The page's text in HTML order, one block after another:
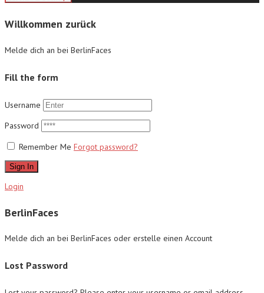
Willkommen zurück
Melde dich an bei BerlinFaces
Fill the form
Username
Password
Remember Me Forgot password?
Sign In
Login
BerlinFaces
Melde dich an bei BerlinFaces oder erstelle einen Account
Lost Password